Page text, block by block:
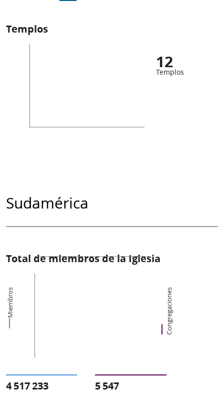
Templos
12
Templos
Sudamérica
Total de miembros de la Iglesia
Miembros Congregaciones
4 517 233 5 547